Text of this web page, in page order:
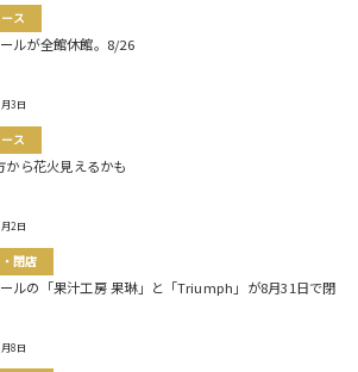
ス
ルが全館休館。8/26
3日
ス
から花火見えるかも
2日
閉店
ルの「果汁工房 果琳」と「Triumph」が8月31日で閉
8日